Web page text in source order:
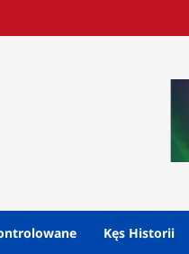
Kęs Historii